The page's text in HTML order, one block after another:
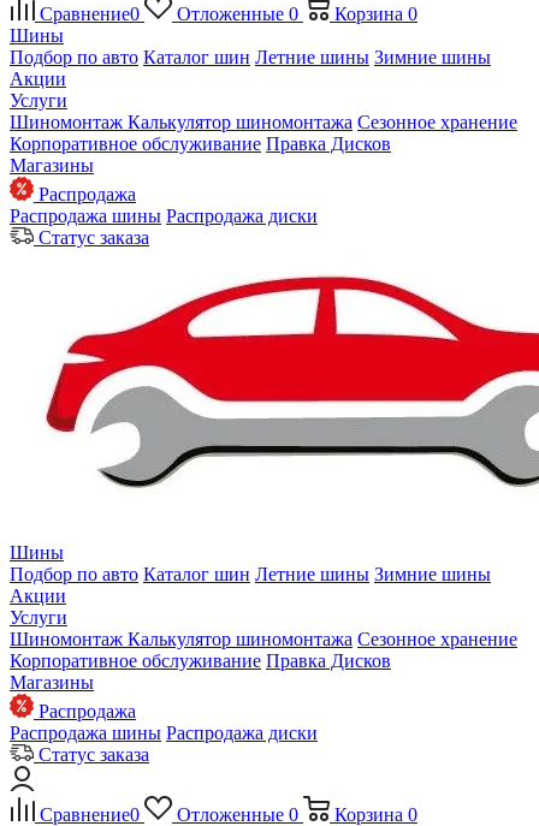
Сравнение0 Отложенные 0 Корзина 0
Шины
Подбор по авто Каталог шин Летние шины Зимние шины
Акции
Услуги
Шиномонтаж Калькулятор шиномонтажа Сезонное хранение
Корпоративное обслуживание Правка Дисков
Магазины
Распродажа
Распродажа шины Распродажа диски
Статус заказа
Шины
Подбор по авто Каталог шин Летние шины Зимние шины
Акции
Услуги
Шиномонтаж Калькулятор шиномонтажа Сезонное хранение
Корпоративное обслуживание Правка Дисков
Магазины
Распродажа
Распродажа шины Распродажа диски
Статус заказа
Сравнение0 Отложенные 0 Корзина 0